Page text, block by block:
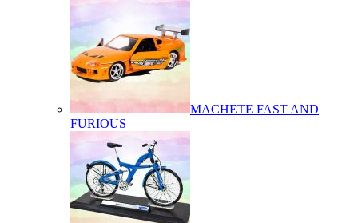
MACHETE FAST AND
FURIOUS